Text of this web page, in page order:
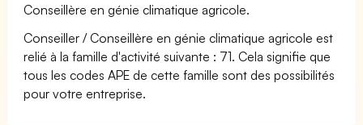
Conseillère en génie climatique agricole.
Conseiller / Conseillère en génie climatique agricole est
relié à la famille d'activité suivante : 71. Cela signifie que
tous les codes APE de cette famille sont des possibilités
pour votre entreprise.